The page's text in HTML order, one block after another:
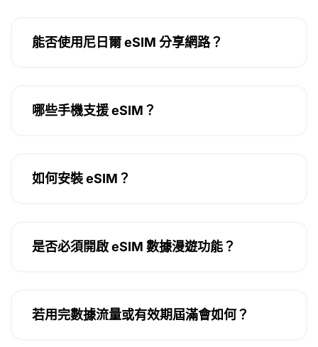
能否使用尼日爾 eSIM 分享網路？
哪些手機支援 eSIM？
如何安裝 eSIM？
是否必須開啟 eSIM 數據漫遊功能？
若用完數據流量或有效期屆滿會如何？